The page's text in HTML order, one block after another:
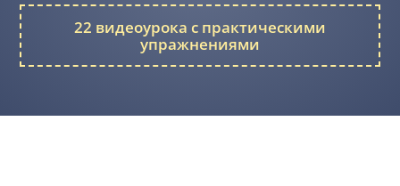
22 видеоурока с практическими
упражнениями